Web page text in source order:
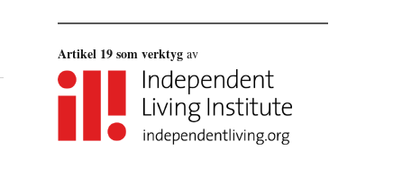
Artikel 19 som verktyg av